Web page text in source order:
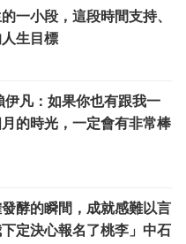
一小段，這段時間支持、
生目標
伊凡：如果你也有跟我一
的時光，一定會有非常棒
酵的瞬間，成就感難以言
定決心報名了桃李」中石